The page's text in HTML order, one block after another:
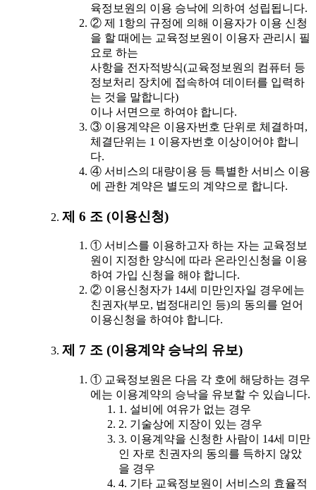
육정보원의 이용 승낙에 의하여 성립됩니다.
② 제 1항의 규정에 의해 이용자가 이용 신청
을 할 때에는 교육정보원이 이용자 관리시 필
요로 하는
사항을 전자적방식(교육정보원의 컴퓨터 등
정보처리 장치에 접속하여 데이터를 입력하
는 것을 말합니다)
이나 서면으로 하여야 합니다.
③ 이용계약은 이용자번호 단위로 체결하며,
체결단위는 1 이용자번호 이상이어야 합니
다.
④ 서비스의 대량이용 등 특별한 서비스 이용
에 관한 계약은 별도의 계약으로 합니다.
제 6 조 (이용신청)
① 서비스를 이용하고자 하는 자는 교육정보
원이 지정한 양식에 따라 온라인신청을 이용
하여 가입 신청을 해야 합니다.
② 이용신청자가 14세 미만인자일 경우에는
친권자(부모, 법정대리인 등)의 동의를 얻어
이용신청을 하여야 합니다.
제 7 조 (이용계약 승낙의 유보)
① 교육정보원은 다음 각 호에 해당하는 경우
에는 이용계약의 승낙을 유보할 수 있습니다.
1. 설비에 여유가 없는 경우
2. 기술상에 지장이 있는 경우
3. 이용계약을 신청한 사람이 14세 미만
인 자로 친권자의 동의를 득하지 않았
을 경우
4. 기타 교육정보원이 서비스의 효율적